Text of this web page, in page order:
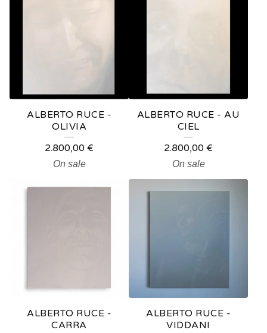
ALBERTO RUCE -
OLIVIA
2.800,00 €
On sale
ALBERTO RUCE - AU
CIEL
2.800,00 €
On sale
ALBERTO RUCE -
CARRA
ALBERTO RUCE -
VIDDANI